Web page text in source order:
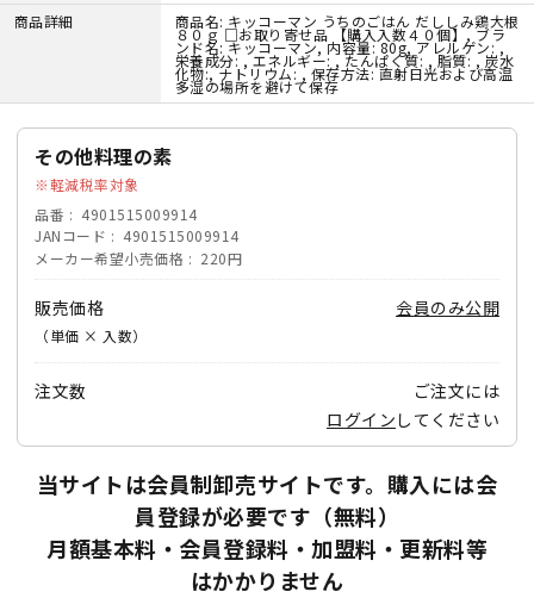
商品詳細
商品名: キッコーマン うちのごはん だししみ鶏大根
８０ｇ □お取り寄せ品 【購入入数４０個】, ブラ
ンド名: キッコーマン, 内容量: 80g, アレルゲン: ,
栄養成分: , エネルギー: , たんぱく質: , 脂質: , 炭水
化物:, ナトリウム: , 保存方法: 直射日光および高温
多湿の場所を避けて保存
その他料理の素
軽減税率対象
品番
4901515009914
JANコード
4901515009914
メーカー希望小売価格
220円
販売価格
（単価 × 入数）
会員のみ公開
注文数
ご注文には
ログイン してください
当サイトは会員制卸売サイトです。購入には会
員登録が必要です（無料）
月額基本料・会員登録料・加盟料・更新料等
はかかりません